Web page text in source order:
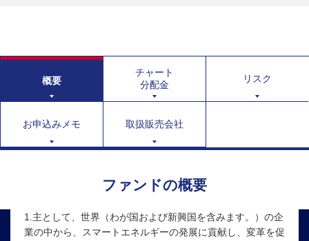
概要
チャート
分配金
リスク
お申込みメモ 取扱販売会社
ファンドの概要
1.主として、世界（わが国および新興国を含みます。）の企
業の中から、スマートエネルギーの発展に貢献し、変革を促